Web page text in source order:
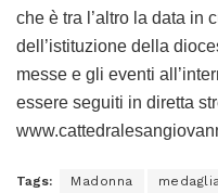
che è tra l’altro la data in
dell’istituzione della
messe e gli eventi
essere seguiti in diretta
Tags: Madonna medaglia